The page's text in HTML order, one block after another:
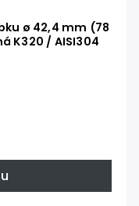
ø 42,4 mm (78
K320 / AISI304